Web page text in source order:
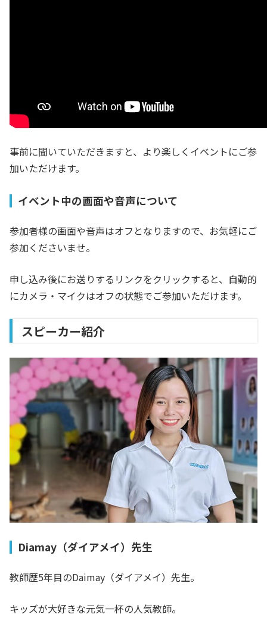
事前に聞いていただきますと、より楽しくイベントにご参
加いただけます。
イベント中の画面や音声について
参加者様の画面や音声はオフとなりますので、お気軽にご
参加くださいませ。
申し込み後にお送りするリンクをクリックすると、自動的
にカメラ・マイクはオフの状態でご参加いただけます。
スピーカー紹介
Diamay（ダイアメイ）先生
教師歴5年目のDaimay（ダイアメイ）先生。
キッズが大好きな元気一杯の人気教師。